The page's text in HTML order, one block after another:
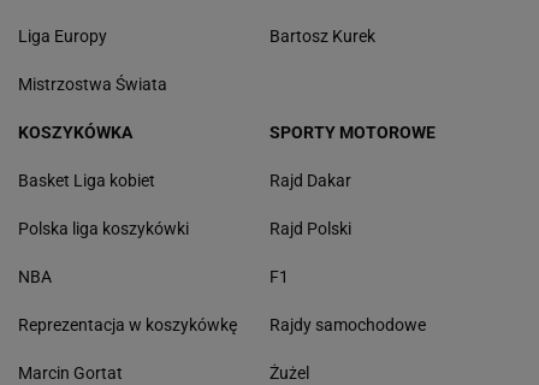
Liga Europy
Mistrzostwa Świata
Bartosz Kurek
KOSZYKÓWKA
Basket Liga kobiet
Polska liga koszykówki
NBA
Reprezentacja w koszykówkę
Marcin Gortat
SPORTY MOTOROWE
Rajd Dakar
Rajd Polski
F1
Rajdy samochodowe
Żużel